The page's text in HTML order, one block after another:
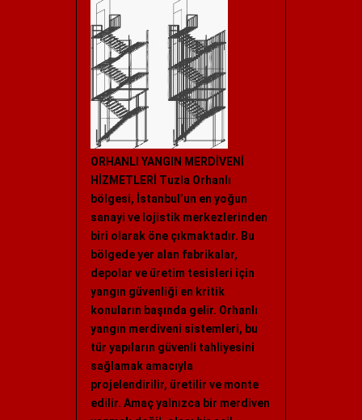
ORHANLI YANGIN MERDİVENİ
HİZMETLERİ Tuzla Orhanlı
bölgesi, İstanbul’un en yoğun
sanayi ve lojistik merkezlerinden
biri olarak öne çıkmaktadır. Bu
bölgede yer alan fabrikalar,
depolar ve üretim tesisleri için
yangın güvenliği en kritik
konuların başında gelir. Orhanlı
yangın merdiveni sistemleri, bu
tür yapıların güvenli tahliyesini
sağlamak amacıyla
projelendirilir, üretilir ve monte
edilir. Amaç yalnızca bir merdiven